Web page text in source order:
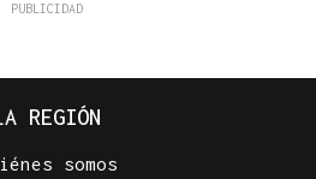
REGIÓN
somos